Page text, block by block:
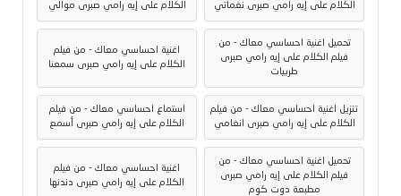
الكلام على إيه رامي صبرى نغماتي
الكلام على إيه رامي صبرى موالي
تحميل اغنية احساسي معاك - من
فيلم الكلام على إيه رامي صبرى
طربيات
اغنية احساسي معاك - من فيلم
الكلام على إيه رامي صبرى سمعنا
تنزيل اغنية احساسي معاك - من فيلم
الكلام على إيه رامي صبرى انغامي
استماع احساسي معاك - من فيلم
الكلام على إيه رامي صبرى أسمع
تحميل اغنية احساسي معاك - من
فيلم الكلام على إيه رامي صبرى
مطبعة دوت كوم
اغنية احساسي معاك - من فيلم
الكلام على إيه رامي صبرى دندنها